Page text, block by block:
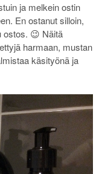
ja melkein ostin
En ostanut silloin,
ostos. 😉 Näitä
harmaan, mustan
käsityönä ja